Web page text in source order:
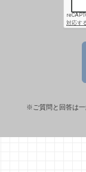
※ご質問と回答は一